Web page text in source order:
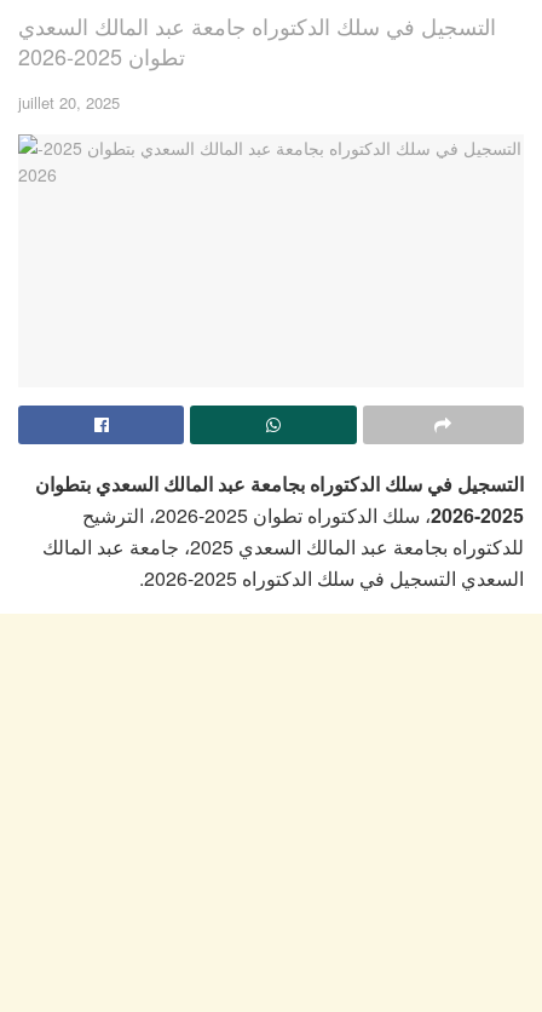
التسجيل في سلك الدكتوراه جامعة عبد المالك السعدي
تطوان 2025-2026
juillet 20, 2025
التسجيل في سلك الدكتوراه بجامعة عبد المالك السعدي بتطوان
2025-2026
، سلك الدكتوراه تطوان 2025-2026، الترشيح
للدكتوراه بجامعة عبد المالك السعدي 2025، جامعة عبد المالك
السعدي التسجيل في سلك الدكتوراه 2025-2026.